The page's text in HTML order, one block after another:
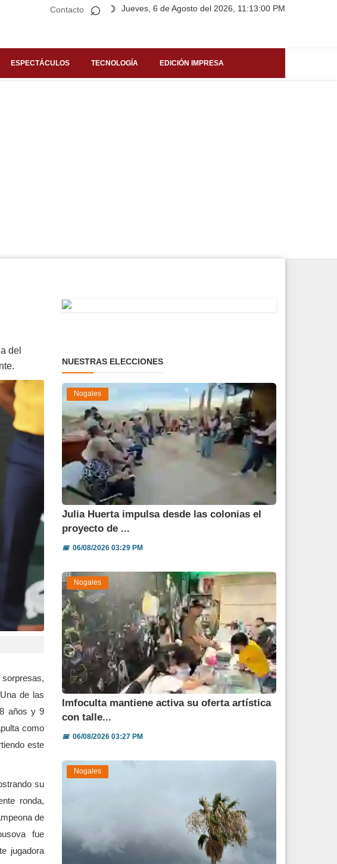
Contacto Jueves, 6 de Agosto del 2026, 11:13:00 PM
⌕ ☽
ESPECTÁCULOS TECNOLOGÍA EDICIÓN IMPRESA
del
de las
años y 9
como
este
su
ronda,
de
fue
jugadora
NUESTRAS ELECCIONES
Nogales
Julia Huerta impulsa desde las colonias el
proyecto de ...
📅06/08/2026 03:29 PM
Nogales
Imfoculta mantiene activa su oferta artística
con talle...
📅06/08/2026 03:27 PM
Nogales